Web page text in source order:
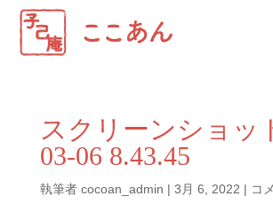
スクリーンショッ
03-06 8.43.45
執筆者 cocoan_admin | 3月 6, 2022 | コ